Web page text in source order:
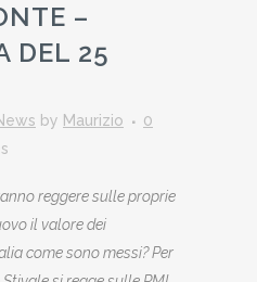
–
DEL 25
by Maurizio
0
reggere sulle proprie
il valore dei
come sono messi? Per